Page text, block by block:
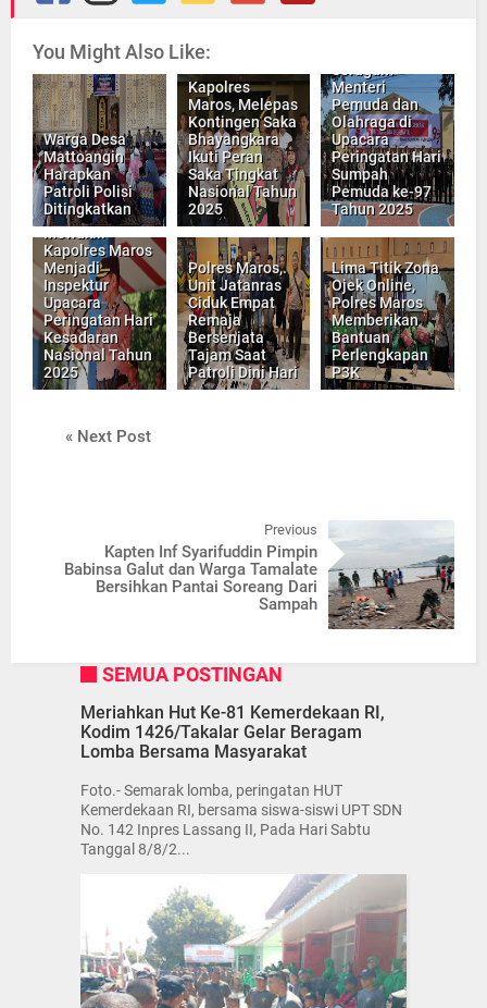
You Might Also Like:
Warga Desa
Mattoangin
Harapkan
Patroli Polisi
Ditingkatkan
Kapolres
Maros, Melepas
Kontingen Saka
Bhayangkara
Ikuti Peran
Saka Tingkat
Nasional Tahun
2025
Wakapolres
Menteri
Pemuda dan
Olahraga di
Upacara
Peringatan Hari
Sumpah
Pemuda ke-97
Tahun 2025
Wakapolres ,
Kapolres Maros
Menjadi
Inspektur
Upacara
Peringatan Hari
Kesadaran
Nasional Tahun
2025
Polres Maros,.
Unit Jatanras
Ciduk Empat
Remaja
Bersenjata
Tajam Saat
Patroli Dini Hari
Lima Titik Zona
Ojek Online,
Polres Maros
Memberikan
Bantuan
Perlengkapan
P3K
« Next Post
Previous
Kapten Inf Syarifuddin Pimpin
Babinsa Galut dan Warga Tamalate
Bersihkan Pantai Soreang Dari
Sampah
SEMUA POSTINGAN
Meriahkan Hut Ke-81 Kemerdekaan RI,
Kodim 1426/Takalar Gelar Beragam
Lomba Bersama Masyarakat
Foto.- Semarak lomba, peringatan HUT
Kemerdekaan RI, bersama siswa-siswi UPT SDN
No. 142 Inpres Lassang II, Pada Hari Sabtu
Tanggal 8/8/2...